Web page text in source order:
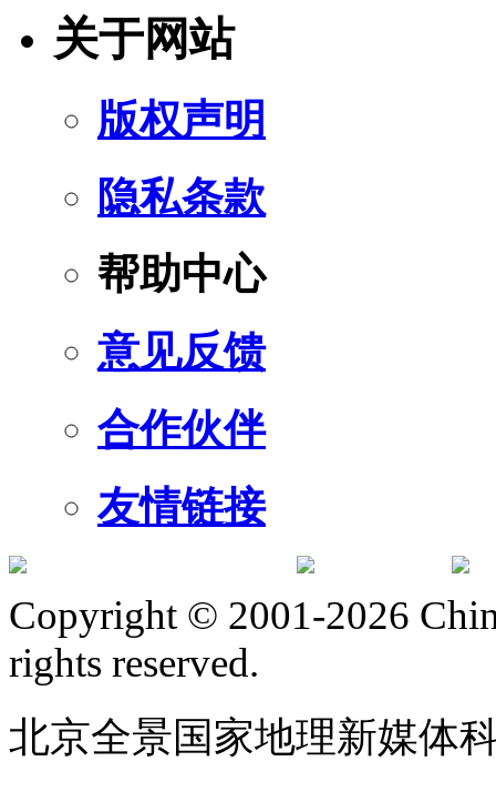
关于网站
版权声明
隐私条款
帮助中心
意见反馈
合作伙伴
友情链接
Copyright © 2001-2026
rights reserved.
北京全景国家地理新媒体